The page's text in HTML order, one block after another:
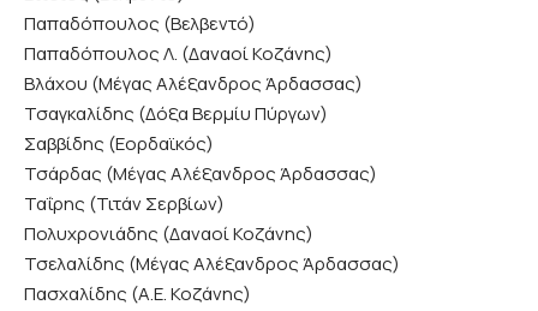
Παπαδόπουλος (Βελβεντό)
Παπαδόπουλος Λ. (Δαναοί Κοζάνης)
Βλάχου (Μέγας Αλέξανδρος Άρδασσας)
Τσαγκαλίδης (Δόξα Βερμίυ Πύργων)
Σαββίδης (Εορδαϊκός)
Τσάρδας (Μέγας Αλέξανδρος Άρδασσας)
Ταΐρης (Τιτάν Σερβίων)
Πολυχρονιάδης (Δαναοί Κοζάνης)
Τσελαλίδης (Μέγας Αλέξανδρος Άρδασσας)
Πασχαλίδης (Α.Ε. Κοζάνης)